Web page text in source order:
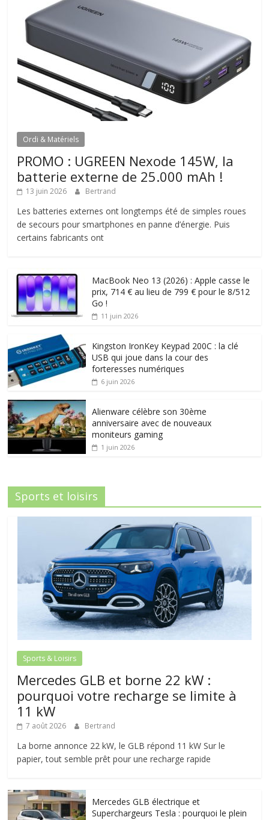
Ordi & Matériels
PROMO : UGREEN Nexode 145W, la
batterie externe de 25.000 mAh !
13 juin 2026 Bertrand
Les batteries externes ont longtemps été de simples roues
de secours pour smartphones en panne d’énergie. Puis
certains fabricants ont
MacBook Neo 13 (2026) : Apple casse le
prix, 714 € au lieu de 799 € pour le 8/512
Go !
11 juin 2026
Kingston IronKey Keypad 200C : la clé
USB qui joue dans la cour des
forteresses numériques
6 juin 2026
Alienware célèbre son 30ème
anniversaire avec de nouveaux
moniteurs gaming
1 juin 2026
Sports et loisirs
Sports & Loisirs
Mercedes GLB et borne 22 kW :
pourquoi votre recharge se limite à
11 kW
7 août 2026 Bertrand
La borne annonce 22 kW, le GLB répond 11 kW Sur le
papier, tout semble prêt pour une recharge rapide
Mercedes GLB électrique et
Superchargeurs Tesla : pourquoi le plein